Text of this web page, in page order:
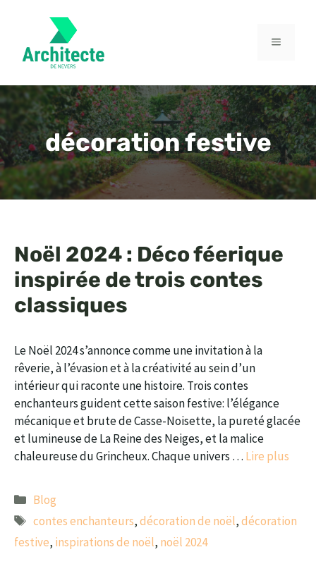
MENU
décoration festive
Noël 2024 : Déco féerique
inspirée de trois contes
classiques
Le Noël 2024 s’annonce comme une invitation à la
rêverie, à l’évasion et à la créativité au sein d’un
intérieur qui raconte une histoire. Trois contes
enchanteurs guident cette saison festive: l’élégance
mécanique et brute de Casse-Noisette, la pureté glacée
et lumineuse de La Reine des Neiges, et la malice
chaleureuse du Grincheux. Chaque univers … Lire plus
Catégories
Blog
Étiquettes
contes enchanteurs,décoration de noël,décoration
festive, inspirations de noël, noël 2024